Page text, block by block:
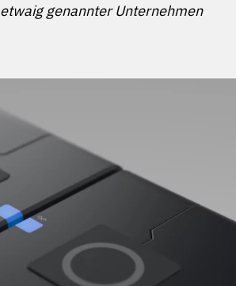
genannter Unternehmen